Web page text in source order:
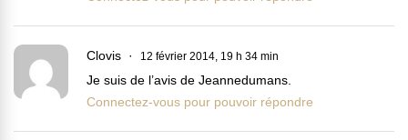
Clovis 12 février 2014, 19 h 34 min
Je suis de l’avis de Jeannedumans.
Connectez-vous pour pouvoir répondre